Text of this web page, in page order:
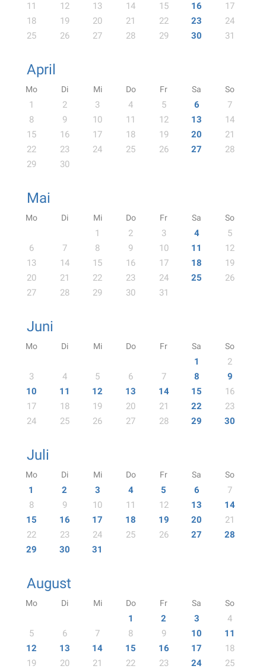
11
12 13 14 15 16
17
18
19 20 21 22 23
24
25
26 27 28 29 30 31
April
Mo Di Mi Do Fr Sa So
1 2 3 4 5 6
7
8
9 10 11 12 13
14
15
16 17 18 19 20
21
22
23 24 25 26 27
28
29
30
Mai
Mo Di Mi Do Fr Sa So
1 2 3 4
5
6
7 8 9 10 11
12
13
14 15 16 17 18
19
20
21 22 23 24 25
26
27
28 29 30 31
Juni
Mo Di Mi Do Fr Sa So
1
2
3
4 5 6 7 8
9
10
11 12 13 14 15
16
17
18 19 20 21 22
23
24
25 26 27 28 29 30
Juli
Mo Di Mi Do Fr Sa So
1 2 3 4 5 6
7
8
9 10 11 12 13
14
15
16 17 18 19 20
21
22
23 24 25 26 27
28
29
30 31
August
Mo Di Mi Do Fr Sa So
1 2 3
4
5
6 7 8 9 10
11
12
13 14 15 16 17
18
19
20 21 22 23 24
25